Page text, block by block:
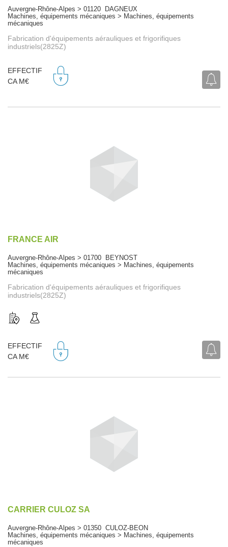
Auvergne-Rhône-Alpes > 01120 DAGNEUX
Machines, équipements mécaniques > Machines, équipements
mécaniques
Fabrication d'équipements aérauliques et frigorifiques
industriels(2825Z)
EFFECTIF
CA M€
FRANCE AIR
Auvergne-Rhône-Alpes > 01700 BEYNOST
Machines, équipements mécaniques > Machines, équipements
mécaniques
Fabrication d'équipements aérauliques et frigorifiques
industriels(2825Z)
EFFECTIF
CA M€
CARRIER CULOZ SA
Auvergne-Rhône-Alpes > 01350 CULOZ-BEON
Machines, équipements mécaniques > Machines, équipements
mécaniques